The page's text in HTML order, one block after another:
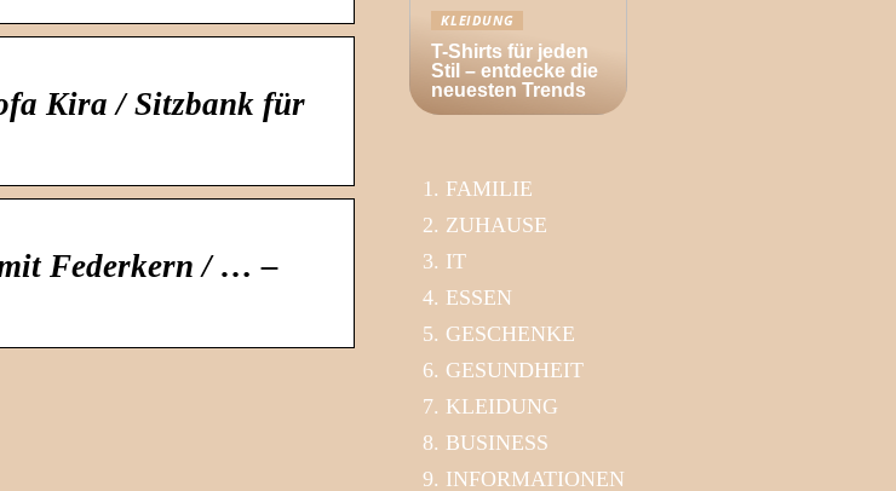
Kira / Sitzbank für
Federkern / … –
KLEIDUNG
T-Shirts für jeden
Stil – entdecke die
neuesten Trends
FAMILIE
ZUHAUSE
IT
ESSEN
GESCHENKE
GESUNDHEIT
KLEIDUNG
BUSINESS
INFORMATIONEN